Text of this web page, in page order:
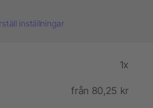
inställningar
1x
från 80,25 kr